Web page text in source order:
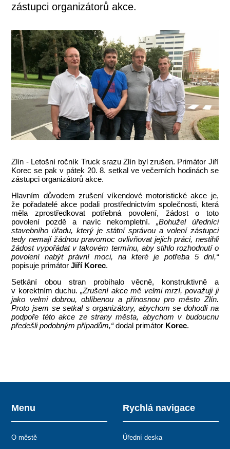
zástupci organizátorů akce.
Zlín - Letošní ročník Truck srazu Zlín byl zrušen. Primátor Jiří
Korec se pak v pátek 20. 8. setkal ve večerních hodinách se
zástupci organizátorů akce.
Hlavním důvodem zrušení víkendové motoristické akce je,
že pořadatelé akce podali prostřednictvím společnosti, která
měla zprostředkovat potřebná povolení, žádost o toto
povolení pozdě a navíc nekompletní. „Bohužel úředníci
stavebního úřadu, který je státní správou a volení zástupci
tedy nemají žádnou pravomoc ovlivňovat jejich práci, nestihli
žádost vypořádat v takovém termínu, aby stihlo rozhodnutí o
povolení nabýt právní moci, na které je potřeba 5 dní,“
popisuje primátorJiří Korec.
Setkání obou stran probíhalo věcně, konstruktivně a
v korektním duchu.„Zrušení akce mě velmi mrzí, považuji ji
jako velmi dobrou, oblíbenou a přínosnou pro město Zlín.
Proto jsem se setkal s organizátory, abychom se dohodli na
podpoře této akce ze strany města, abychom v budoucnu
předešli podobným případům,“dodal primátor Korec.
Menu
O městě
Rychlá navigace
Úřední deska